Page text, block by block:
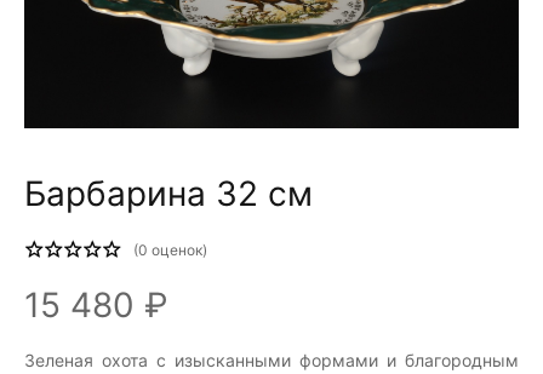
Барбарина 32 см
(0 оценок)
15 480 ₽
Зеленая охота c изысканными формами и благородным